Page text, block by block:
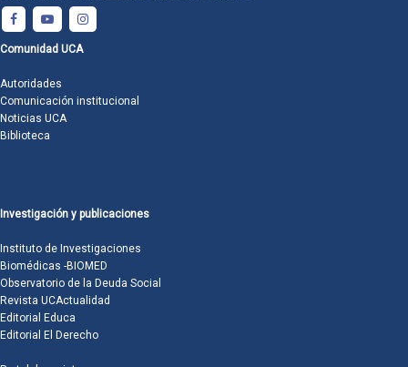
Comunidad UCA
Autoridades
Comunicación institucional
Noticias UCA
Biblioteca
Investigación y publicaciones
Instituto de Investigaciones
Biomédicas -BIOMED
Observatorio de la Deuda Social
Revista UCActualidad
Editorial Educa
Editorial El Derecho